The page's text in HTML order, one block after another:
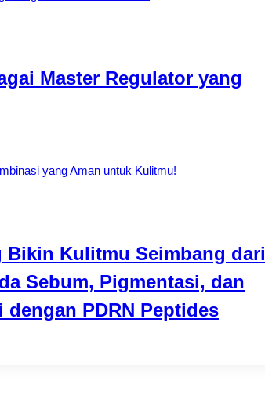
Master Regulator yang
Bikin Kulitmu Seimbang dari
Sebum, Pigmentasi, dan
PDRN Peptides